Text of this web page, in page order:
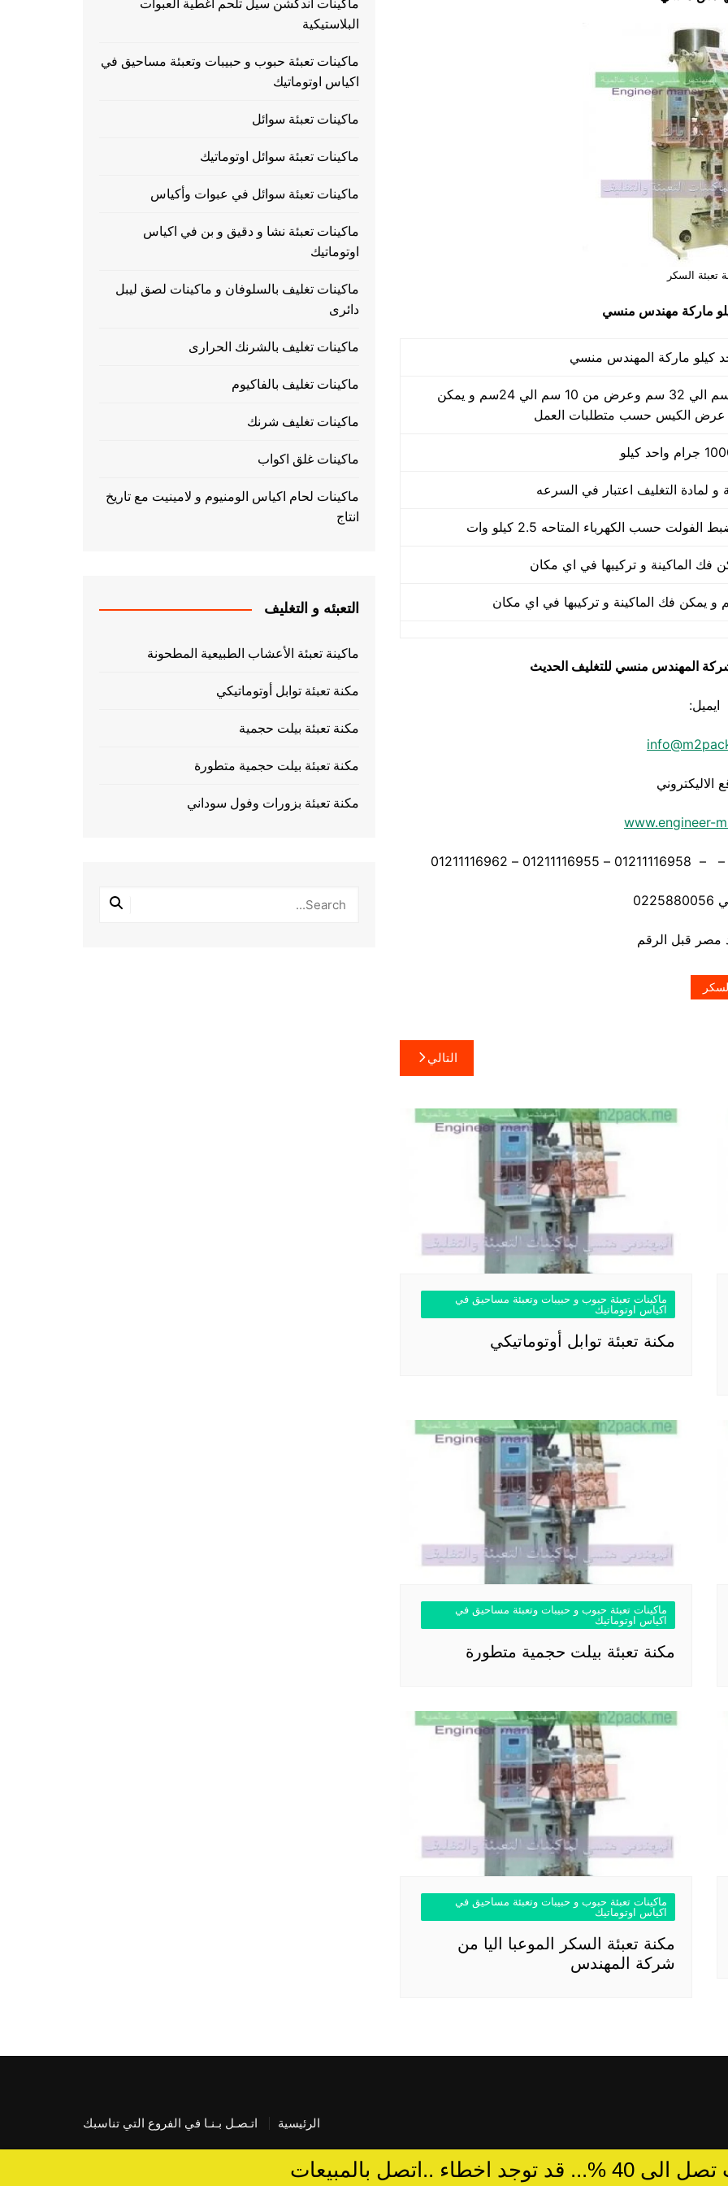
تعبئة السكر
طول الكيس من 10 سم الي 32 سم وعرض من 10 سم الي 24سم و يمكن
عرض الكيس حسب متطلبات العمل
شركة المهندس منسي للتغليف الحديث
ايميل:
الاليكتروني
www.engineer-
التالي
ماكينات تعبئة حبوب و حبيبات وتعبئة مساحيق في
اكياس اوتوماتيك
مكنة تعبئة توابل أوتوماتيكي
ماكينات تعبئة حبوب و حبيبات وتعبئة مساحيق في
اكياس اوتوماتيك
مكنة تعبئة بيلت حجمية متطورة
ماكينات تعبئة حبوب و حبيبات وتعبئة مساحيق في
اكياس اوتوماتيك
مكنة تعبئة السكر الموعبا اليا من
شركة المهندس
ماكينات اندكشن سيل تلحم اغطية العبوات
البلاستيكية
ماكينات تعبئة حبوب و حبيبات وتعبئة مساحيق في
اكياس اوتوماتيك
ماكينات تعبئة سوائل
ماكينات تعبئة سوائل اوتوماتيك
ماكينات تعبئة سوائل في عبوات وأكياس
ماكينات تعبئة نشا و دقيق و بن في اكياس
اوتوماتيك
ماكينات تغليف بالسلوفان و ماكينات لصق ليبل
دائرى
ماكينات تغليف بالشرنك الحرارى
ماكينات تغليف بالفاكيوم
ماكينات تغليف شرنك
ماكينات غلق اكواب
ماكينات لحام اكياس الومنيوم و لامينيت مع تاريخ
انتاج
التعبئه و التغليف
ماكينة تعبئة الأعشاب الطبيعية المطحونة
مكنة تعبئة توابل أوتوماتيكي
مكنة تعبئة بيلت حجمية
مكنة تعبئة بيلت حجمية متطورة
مكنة تعبئة بزورات وفول سوداني
الرئيسية اتـصـل بـنـا في الفروع التي تناسبك
اخطاء ..اتصل بالمبيعات